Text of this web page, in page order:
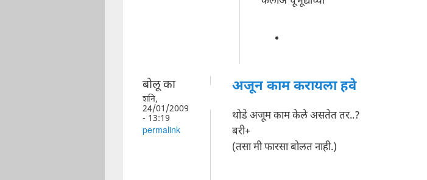
बोलू का
शनि,
24/01/2009
- 13:19
permalink
अजून काम करायला हवे
थोडे अजूम काम केले असतेत तर..?
बरी+
(तसा मी फारसा बोलत नाही.)